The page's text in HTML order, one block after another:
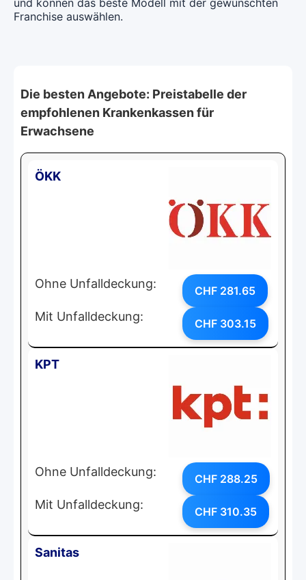
Franchise auswählen.
Die besten Angebote: Preistabelle der
empfohlenen Krankenkassen für
Erwachsene
ÖKK
Ohne Unfalldeckung: CHF 281.65
Mit Unfalldeckung: CHF 303.15
KPT
Ohne Unfalldeckung: CHF 288.25
Mit Unfalldeckung: CHF 310.35
Sanitas